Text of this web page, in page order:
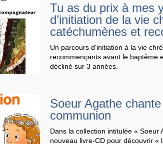
Tu as du prix à mes
d’initiation de la vie
catéchumènes et
Un parcours d'initiation à la vie
recommençants avant le baptême
décliné sur 3 années.
Soeur Agathe
communion
Dans la collection intitulée « Soeur
nouveau livre-CD pour découvrir «